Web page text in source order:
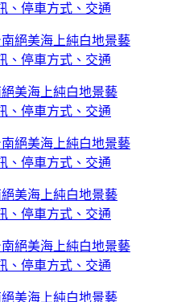
、停車方式、交通
美海上純白地景藝
、停車方式、交通
美海上純白地景藝
、停車方式、交通
美海上純白地景藝